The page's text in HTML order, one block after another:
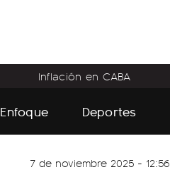
Inflación en CABA
Enfoque Deportes
7 de noviembre 2025 - 12:56